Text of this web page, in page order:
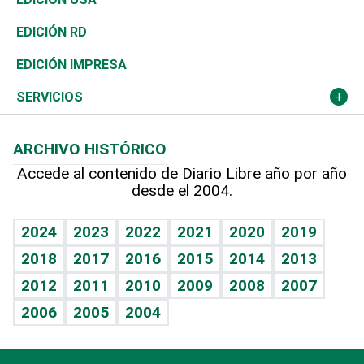
Ocenanía
Caribe
Resto del mundo
Telecom.
Global y variable
Economía personal
Sociales
Novedades
Podcast Arte Libre
Hablando con el pediatra
Vida y familia
Eñe
Celebrando la vida
Sin complejos
En pocas palabras
Tenis
Olimpismo
Más deportes
TBT Deportivo
El Espía
Noticiero Poteleche
Columnistas
Más firmas
Historia
Martes de tecnología
Cambio climático
Revista
Deportes
Opinión
Hecho en casa
Guía del dinero
EDICIÓN RD
EDICIÓN IMPRESA
SERVICIOS
Cumpleaños
Horóscopos
Crucigramas
ARCHIVO HISTÓRICO
Accede al contenido de Diario Libre año por año
desde el 2004.
2024 2023 2022 2021 2020
2019
2018
2017 2016 2015 2014
2013
2012
2011 2010 2009 2008
2007
2006
2005 2004